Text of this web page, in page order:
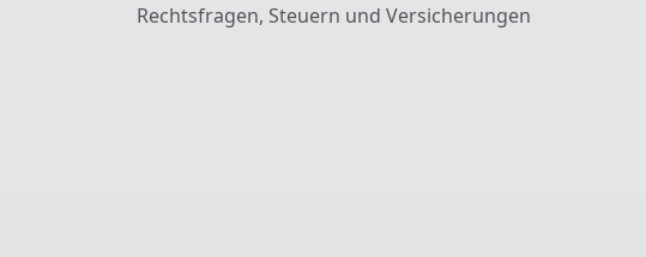
Rechtsfragen, Steuern und Versicherungen